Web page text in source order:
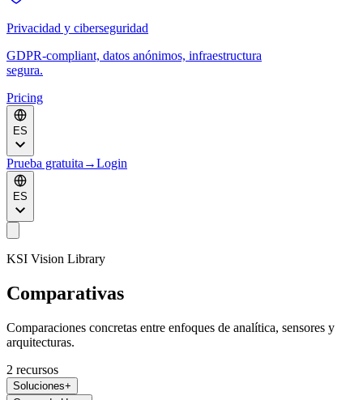
Privacidad y ciberseguridad
GDPR-compliant, datos anónimos, infraestructura
segura.
Pricing
ES
Prueba gratuita →Login
ES
KSI Vision Library
Comparativas
Comparaciones concretas entre enfoques de analítica, sensores y
arquitecturas.
2 recursos
Soluciones+